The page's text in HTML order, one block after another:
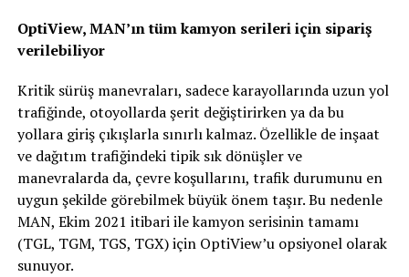
OptiView, MAN’ın tüm kamyon serileri için sipariş
verilebiliyor
Kritik sürüş manevraları, sadece karayollarında uzun yol
trafiğinde, otoyollarda şerit değiştirirken ya da bu
yollara giriş çıkışlarla sınırlı kalmaz. Özellikle de inşaat
ve dağıtım trafiğindeki tipik sık dönüşler ve
manevralarda da, çevre koşullarını, trafik durumunu en
uygun şekilde görebilmek büyük önem taşır. Bu nedenle
MAN, Ekim 2021 itibari ile kamyon serisinin tamamı
(TGL, TGM, TGS, TGX) için OptiView’u opsiyonel olarak
sunuyor.